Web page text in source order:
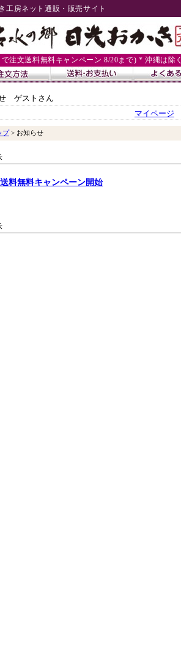
房ネット通販・販売サイト
文送料無料キャンペーン 8/20まで) * 沖縄は除く
ゲストさん
マイページ
プ> お知らせ
送料無料キャンペーン開始